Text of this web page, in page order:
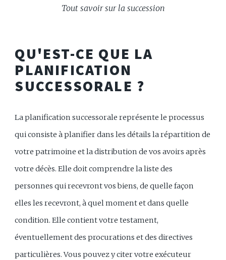
Tout savoir sur la succession
QU'EST-CE QUE LA
PLANIFICATION
SUCCESSORALE ?
La planification successorale représente le processus
qui consiste à planifier dans les détails la répartition de
votre patrimoine et la distribution de vos avoirs après
votre décès. Elle doit comprendre la liste des
personnes qui recevront vos biens, de quelle façon
elles les recevront, à quel moment et dans quelle
condition. Elle contient votre testament,
éventuellement des procurations et des directives
particulières. Vous pouvez y citer votre exécuteur